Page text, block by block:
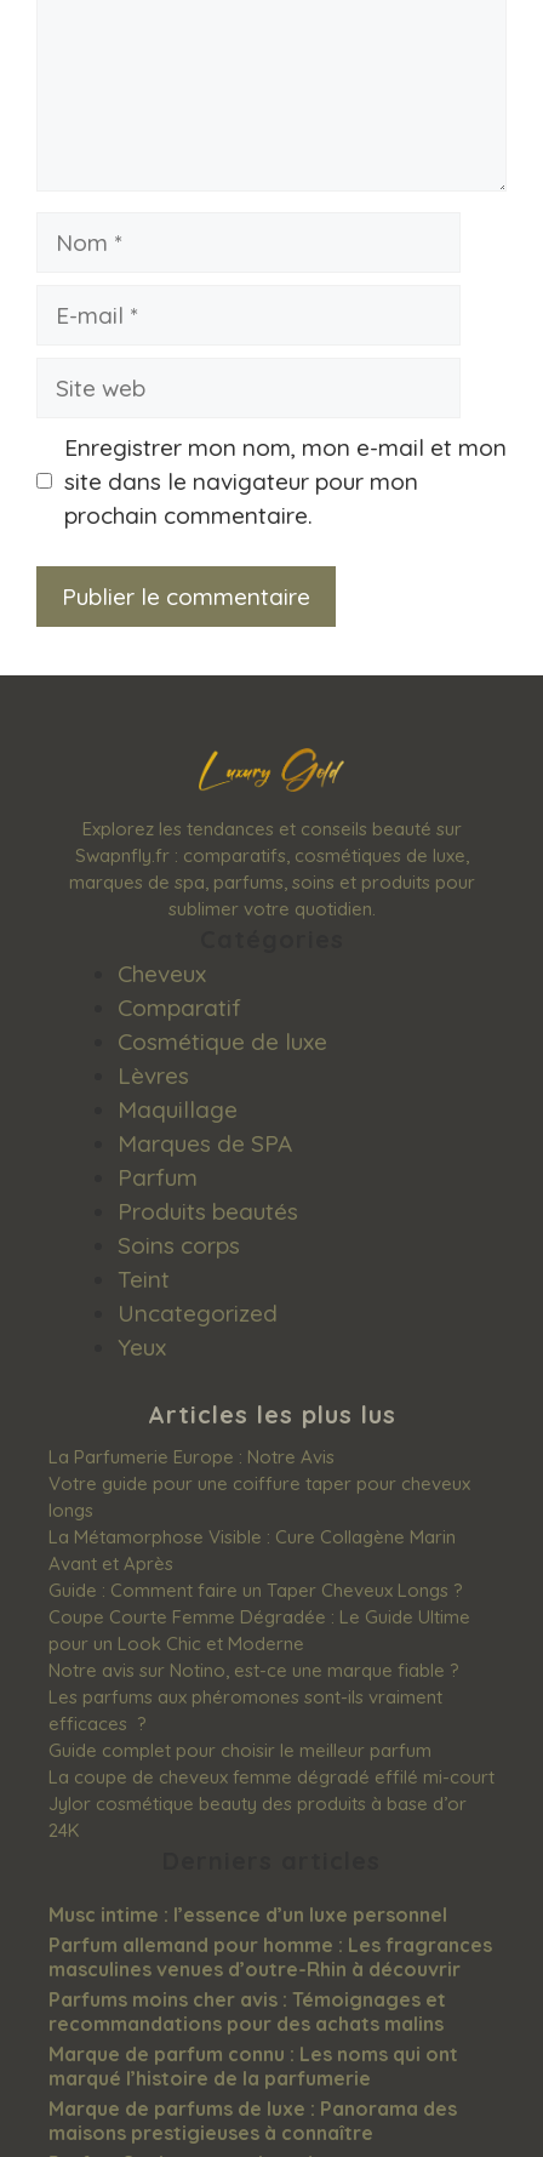
Enregistrer mon nom, mon e-mail et mon
site dans le navigateur pour mon
prochain commentaire.
Explorez les tendances et conseils beauté sur
Swapnfly.fr : comparatifs, cosmétiques de luxe,
marques de spa, parfums, soins et produits pour
sublimer votre quotidien.
Cheveux
Comparatif
Cosmétique de luxe
Lèvres
Maquillage
Marques de SPA
Parfum
Produits beautés
Soins corps
Teint
Uncategorized
Yeux
Articles les plus lus
La Parfumerie Europe : Notre Avis
Votre guide pour une coiffure taper pour cheveux
longs
La Métamorphose Visible : Cure Collagène Marin
Avant et Après
Guide : Comment faire un Taper Cheveux Longs ?
Coupe Courte Femme Dégradée : Le Guide Ultime
pour un Look Chic et Moderne
Notre avis sur Notino, est-ce une marque fiable ?
Les‌ ‌parfums‌ ‌aux‌ ‌phéromones‌ ‌sont-ils‌ ‌vraiment‌
‌efficaces‌ ‌ ?
Guide complet pour choisir le meilleur parfum
La coupe de cheveux femme dégradé effilé mi-court
Jylor cosmétique beauty des produits à base d’or
24K
Musc intime : l’essence d’un luxe personnel
Parfum allemand pour homme : Les fragrances
masculines venues d’outre-Rhin à découvrir​
Parfums moins cher avis : Témoignages et
recommandations pour des achats malins​
Marque de parfum connu : Les noms qui ont
marqué l’histoire de la parfumerie​
Marque de parfums de luxe : Panorama des
maisons prestigieuses à connaître​